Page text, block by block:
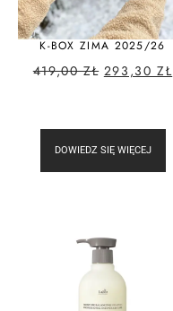
K-BOX ZIMA 2025/26
419,00ZŁ 293,30 ZŁ
DOWIEDZ SIĘ WIĘCEJ